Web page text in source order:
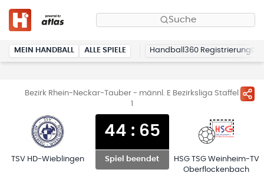
Suche
MEIN HANDBALL ALLE SPIELE Handball360 Registrierung
Bezirk Rhein-Neckar-Tauber - männl. E Bezirksliga Staffel
1
TSV HD-Wieblingen
44 : 65
Spiel beendet
HSG TSG Weinheim-TV
Oberflockenbach